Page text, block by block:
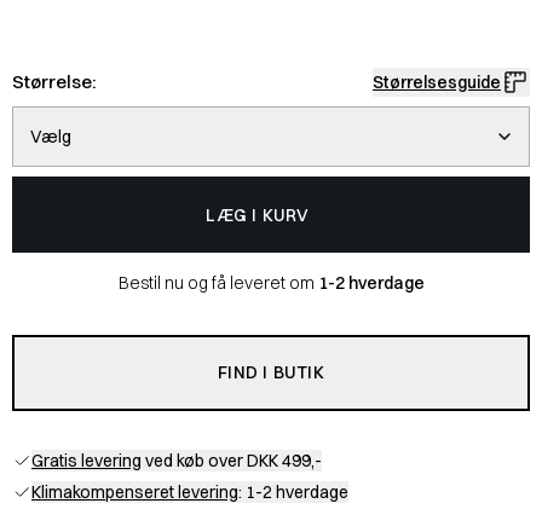
Størrelse: Størrelsesguide
Vælg
LÆG I KURV
Bestil nu og få leveret om 1-2 hverdage
FIND I BUTIK
Gratis levering ved køb over DKK 499,-
Klimakompenseret levering: 1-2 hverdage